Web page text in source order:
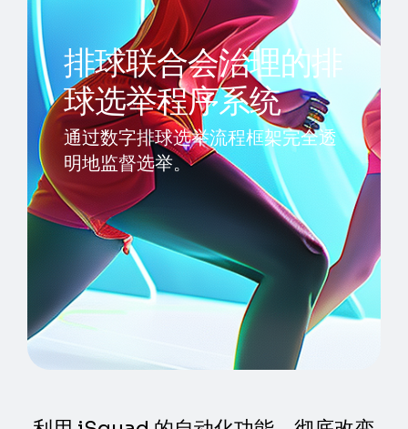
排球联合会治理的排
球选举程序系统
通过数字排球选举流程框架完全透
明地监督选举。